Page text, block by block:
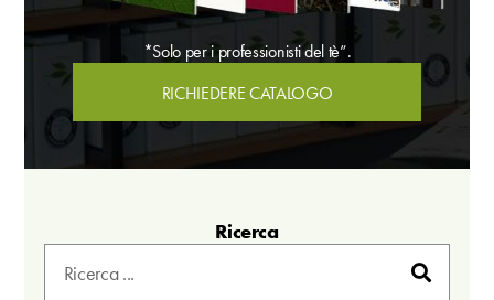
*Solo per i professionisti del tè”.
RICHIEDERE CATALOGO
Ricerca